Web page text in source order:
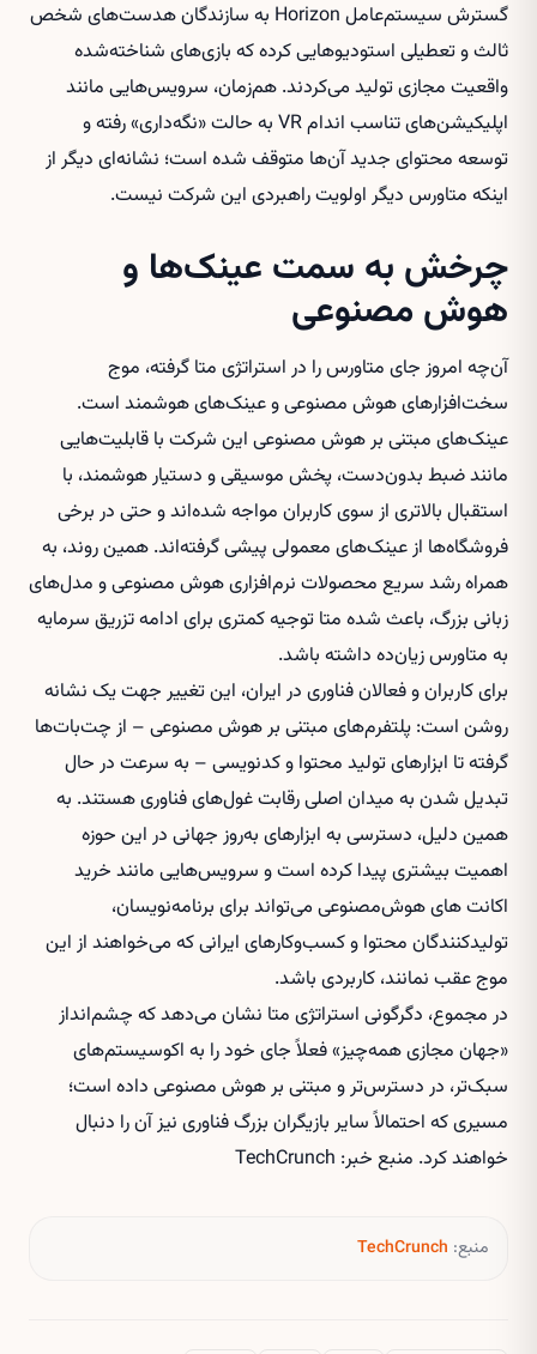
گسترش سیستم‌عامل Horizon به سازندگان هدست‌های شخص
ثالث و تعطیلی استودیوهایی کرده که بازی‌های شناخته‌شده
واقعیت مجازی تولید می‌کردند. هم‌زمان، سرویس‌هایی مانند
اپلیکیشن‌های تناسب اندام VR به حالت «نگه‌داری» رفته و
توسعه محتوای جدید آن‌ها متوقف شده است؛ نشانه‌ای دیگر از
اینکه متاورس دیگر اولویت راهبردی این شرکت نیست.
چرخش به سمت عینک‌ها و
هوش مصنوعی
آن‌چه امروز جای متاورس را در استراتژی متا گرفته، موج
سخت‌افزارهای هوش مصنوعی و عینک‌های هوشمند است.
عینک‌های مبتنی بر هوش مصنوعی این شرکت با قابلیت‌هایی
مانند ضبط بدون‌دست، پخش موسیقی و دستیار هوشمند، با
استقبال بالاتری از سوی کاربران مواجه شده‌اند و حتی در برخی
فروشگاه‌ها از عینک‌های معمولی پیشی گرفته‌اند. همین روند، به
همراه رشد سریع محصولات نرم‌افزاری هوش مصنوعی و مدل‌های
زبانی بزرگ، باعث شده متا توجیه کمتری برای ادامه تزریق سرمایه
به متاورس زیان‌ده داشته باشد.
برای کاربران و فعالان فناوری در ایران، این تغییر جهت یک نشانه
روشن است: پلتفرم‌های مبتنی بر هوش مصنوعی – از چت‌بات‌ها
گرفته تا ابزارهای تولید محتوا و کدنویسی – به سرعت در حال
تبدیل شدن به میدان اصلی رقابت غول‌های فناوری هستند. به
همین دلیل، دسترسی به ابزارهای به‌روز جهانی در این حوزه
اهمیت بیشتری پیدا کرده است و سرویس‌هایی مانند خرید
اکانت های هوش‌مصنوعی می‌تواند برای برنامه‌نویسان،
تولیدکنندگان محتوا و کسب‌وکارهای ایرانی که می‌خواهند از این
موج عقب نمانند، کاربردی باشد.
در مجموع، دگرگونی استراتژی متا نشان می‌دهد که چشم‌انداز
«جهان مجازی همه‌چیز» فعلاً جای خود را به اکوسیستم‌های
سبک‌تر، در دسترس‌تر و مبتنی بر هوش مصنوعی داده است؛
مسیری که احتمالاً سایر بازیگران بزرگ فناوری نیز آن را دنبال
خواهند کرد. منبع خبر: TechCrunch
منبع: TechCrunch